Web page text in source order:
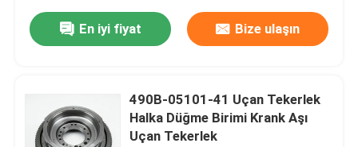
En iyi fiyat Bize ulaşın
490B-05101-41 Uçan Tekerlek
Halka Düğme Birimi Krank Aşı
Uçan Tekerlek